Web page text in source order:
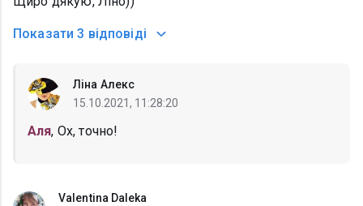
Показати 3 відповіді
Ліна Алекс
15.10.2021, 11:28:20
Аля, Ох, точно!
Valentina Daleka